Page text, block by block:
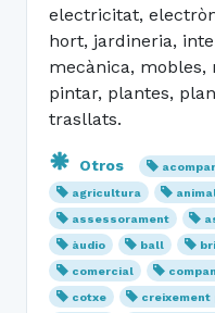
electricitat,
hort, jardineria,
mecànica, mobles,
pintar, plantes,
trasllats.
Otros
agricultura
assessorament
àudio
ball
comercial
cotxe
creixement